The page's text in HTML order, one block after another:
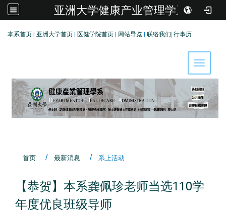
亚洲大学健康产业管理学系
本系首页 亚洲大学首页 医健学院首页 网站导览 联络我们 行事历
Toggle
首页 最新消息 系上活动
【恭贺】本系龚佩珍老师当选110学
年度优良班级导师